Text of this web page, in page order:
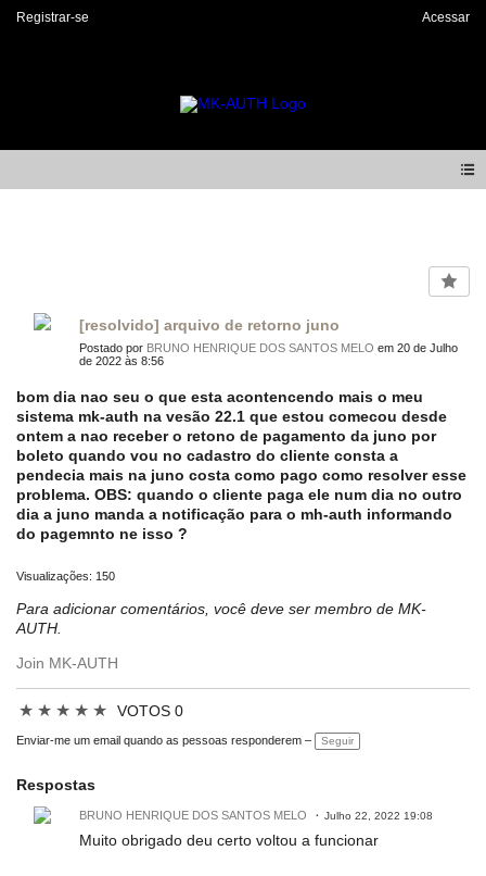
Registrar-se Acessar
[resolvido] arquivo de retorno juno
Postado por BRUNO HENRIQUE DOS SANTOS MELO em 20 de Julho
de 2022 às 8:56
bom dia nao seu o que esta acontencendo mais o meu
sistema mk-auth na vesão 22.1 que estou comecou desde
ontem a nao receber o retono de pagamento da juno por
boleto quando vou no cadastro do cliente consta a
pendecia mais na juno costa como pago como resolver esse
problema. OBS: quando o cliente paga ele num dia no outro
dia a juno manda a notificação para o mh-auth informando
do pagemnto ne isso ?
Visualizações: 150
Para adicionar comentários, você deve ser membro de MK-
AUTH.
Join MK-AUTH
★ ★ ★ ★ ★ VOTOS 0
Enviar-me um email quando as pessoas responderem – Seguir
Respostas
BRUNO HENRIQUE DOS SANTOS MELO Julho 22, 2022 19:08
Muito obrigado deu certo voltou a funcionar